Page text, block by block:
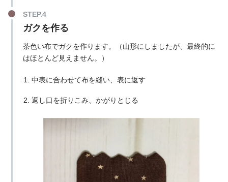
ガクを作る
茶色い布でガクを作ります。（山形にしましたが、最終的に
はほとんど見えません。）
中表に合わせて布を縫い、表に返す
返し口を折りこみ、かがりとじる